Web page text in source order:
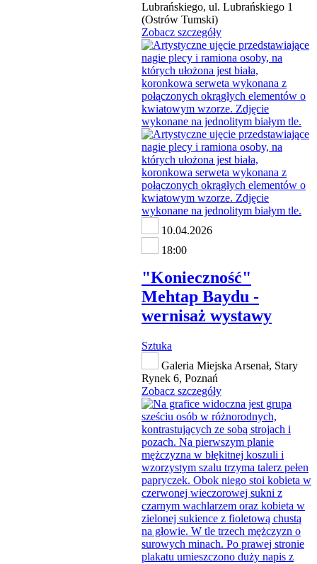
Lubrańskiego, ul. Lubrańskiego 1
(Ostrów Tumski)
Zobacz szczegóły
10.04.2026
18:00
"Konieczność"
Mehtap Baydu -
wernisaż wystawy
Sztuka
Galeria Miejska Arsenał, Stary
Rynek 6, Poznań
Zobacz szczegóły